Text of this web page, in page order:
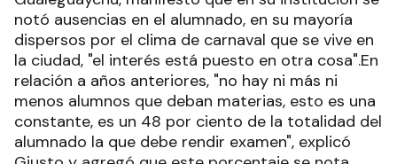
notó ausencias en el alumnado, en su mayoría
dispersos por el clima de carnaval que se vive en
la ciudad, "el interés está puesto en otra cosa".En
relación a años anteriores, "no hay ni más ni
menos alumnos que deban materias, esto es una
constante, es un 48 por ciento de la totalidad del
alumnado la que debe rendir examen", explicó